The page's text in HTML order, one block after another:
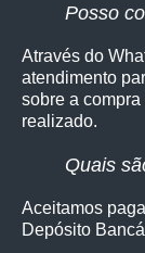
Posso
Através do
atendimento
sobre a
realizado.
Quais
Aceitamos
Depósito